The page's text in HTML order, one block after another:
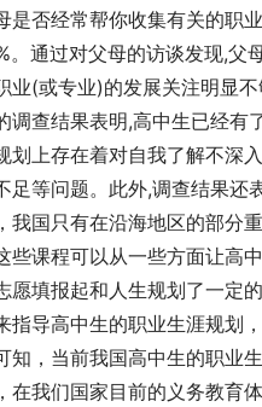
是否经常帮你收集有关的职
。通过对父母的访谈发现,父
业(或专业)的发展关注明显不
调查结果表明,高中生已经有
划上存在着对自我了解不深
足等问题。此外,调查结果还
我国只有在沿海地区的部分
些课程可以从一些方面让高
愿填报起和人生规划了一定
指导高中生的职业生涯规划
知，当前我国高中生的职业
在我们国家目前的义务教育